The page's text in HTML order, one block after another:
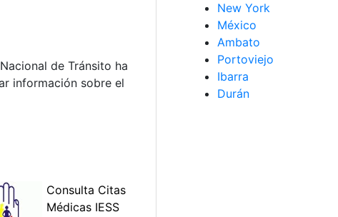
de Tránsito ha
información sobre el
New York
México
Ambato
Portoviejo
Ibarra
Durán